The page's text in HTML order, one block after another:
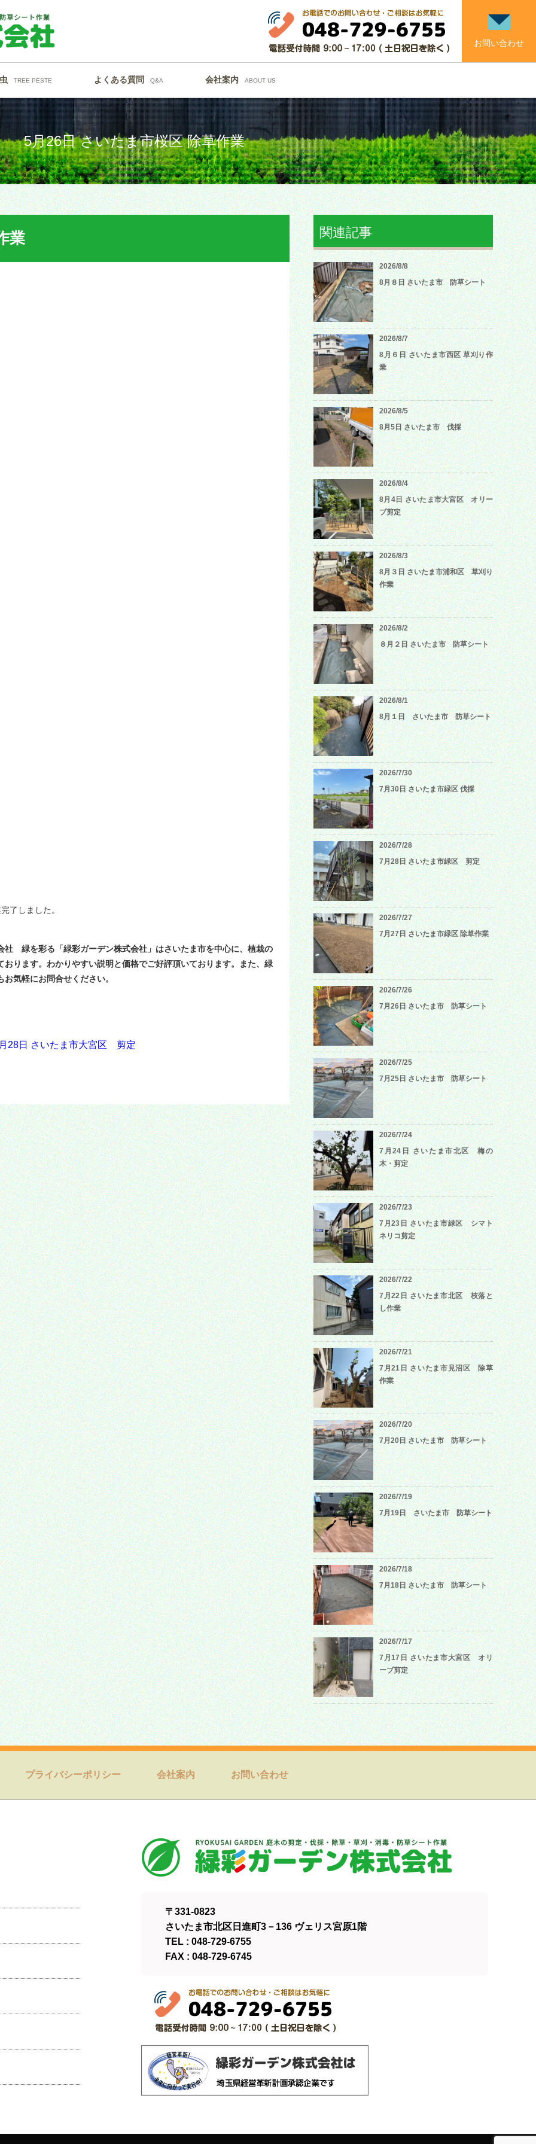
お問い合わせ
TREE PESTE よくある質問 Q&A 会社案内 ABOUT US
5月26日 さいたま市桜区 除草作業
業
了しました。
社 緑を彩る「緑彩ガーデン株式会社」はさいたま市を中心に、植栽の
ります。わかりやすい説明と価格でご好評頂いております。また、緑
気軽にお問合せください。
28日 さいたま市大宮区 剪定
関連記事
2026/8/8
8月８日 さいたま市 防草シート
2026/8/7
8月６日 さいたま市西区 草刈り作
業
2026/8/5
8月5日 さいたま市 伐採
2026/8/4
8月4日 さいたま市大宮区 オリー
ブ剪定
2026/8/3
8月３日 さいたま市浦和区 草刈り
作業
2026/8/2
８月２日 さいたま市 防草シート
2026/8/1
8月１日 さいたま市 防草シート
2026/7/30
7月30日 さいたま市緑区 伐採
2026/7/28
7月28日 さいたま市緑区 剪定
2026/7/27
7月27日 さいたま市緑区 除草作業
2026/7/26
7月26日 さいたま市 防草シート
2026/7/25
7月25日 さいたま市 防草シート
2026/7/24
7月24日 さいたま市北区 梅の
木・剪定
2026/7/23
7月23日 さいたま市緑区 シマト
ネリコ剪定
2026/7/22
7月22日 さいたま市北区 枝落と
し作業
2026/7/21
7月21日 さいたま市見沼区 除草
作業
2026/7/20
7月20日 さいたま市 防草シート
2026/7/19
7月19日 さいたま市 防草シート
2026/7/18
7月18日 さいたま市 防草シート
2026/7/17
7月17日 さいたま市大宮区 オリ
ーブ剪定
プライバシーポリシー 会社案内 お問い合わせ
〒331-0823
さいたま市北区日進町3－136 ヴェリス宮原1階
TEL : 048-729-6755
FAX : 048-729-6745